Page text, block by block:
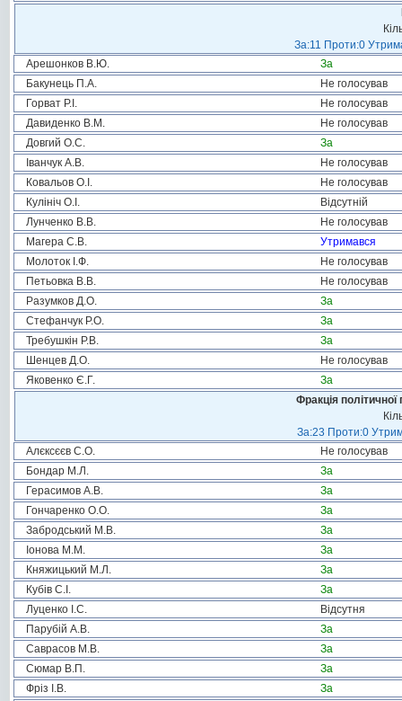
За:11 Проти:0
Арешонков В.Ю.
За
Бакунець П.А.
Не голосував
Горват Р.І.
Не голосував
Давиденко В.М.
Не голосував
Довгий О.С.
За
Іванчук А.В.
Не голосував
Ковальов О.І.
Не голосував
Кулініч О.І.
Відсутній
Лунченко В.В.
Не голосував
Магера С.В.
Утримався
Молоток І.Ф.
Не голосував
Петьовка В.В.
Не голосував
Разумков Д.О.
За
Стефанчук Р.О.
За
Требушкін Р.В.
За
Шенцев Д.О.
Не голосував
Яковенко Є.Г.
За
Фракція
За:23 Проти:0
Алєксєєв С.О.
Не голосував
Бондар М.Л.
За
Герасимов А.В.
За
Гончаренко О.О.
За
Забродський М.В.
За
Іонова М.М.
За
Княжицький М.Л.
За
Кубів С.І.
За
Луценко І.С.
Відсутня
Парубій А.В.
За
Саврасов М.В.
За
Сюмар В.П.
За
Фріз І.В.
За